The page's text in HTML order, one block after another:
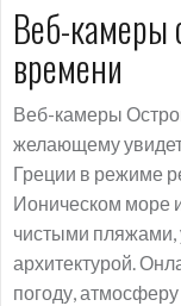
Веб-камеры
времени
Веб-камеры
желающему
Греции в режиме
Ионическом море
чистыми пляжами,
архитектурой.
погоду, атмосферу